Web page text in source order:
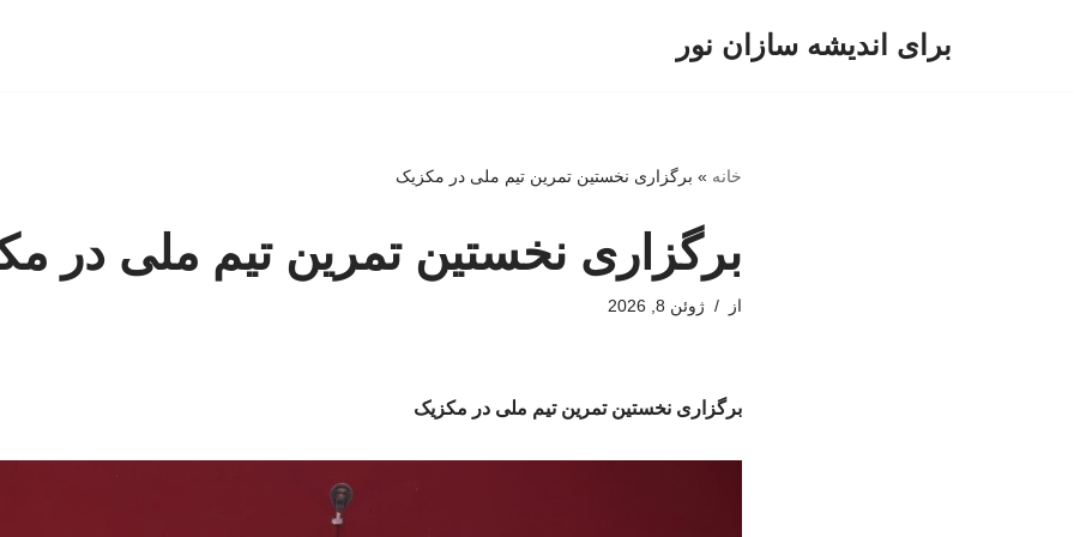
برای اندیشه سازان نور
خانه » برگزاری نخستین تمرین تیم ملی در مکزیک
برگزاری نخستین تمرین تیم ملی در
از ژوئن 8, 2026
برگزاری نخستین تمرین تیم ملی در مکزیک